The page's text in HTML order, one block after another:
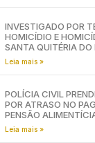
INVESTIGADO POR
HOMICÍDIO E
SANTA QUITÉRIA
Leia mais »
POLÍCIA CIVIL
POR ATRASO NO
PENSÃO
Leia mais »